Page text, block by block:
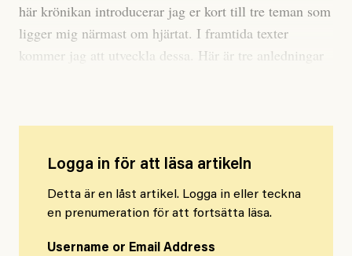
här krönikan introducerar jag er kort till tre teman som
ligger mig närmast om hjärtat. I framtida texter
kommer jag att utveckla dessa. Här är tre anledningar
Logga in för att läsa artikeln
Detta är en låst artikel. Logga in eller teckna
en prenumeration för att fortsätta läsa.
Username or Email Address